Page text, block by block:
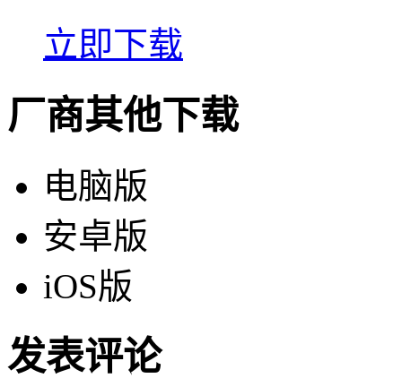
立即下载
厂商其他下载
电脑版
安卓版
iOS版
发表评论